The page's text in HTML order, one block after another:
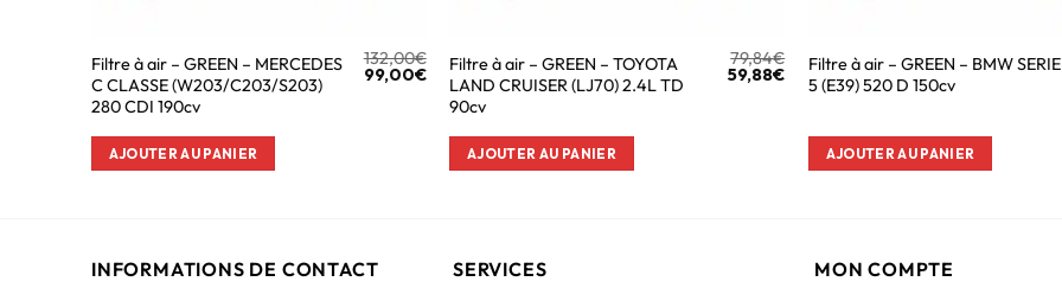
Filtre à air – GREEN – MERCEDES
C CLASSE (W203/C203/S203)
280 CDI 190cv
132,00€
99,00€
AJOUTER AU PANIER
Filtre à air – GREEN – TOYOTA
LAND CRUISER (LJ70) 2.4L TD
90cv
79,84€
59,88€
AJOUTER AU PANIER
Filtre à air – GREEN – BMW SERIE
5 (E39) 520 D 150cv
AJOUTER AU PANIER
INFORMATIONS DE CONTACT SERVICES MON COMPTE